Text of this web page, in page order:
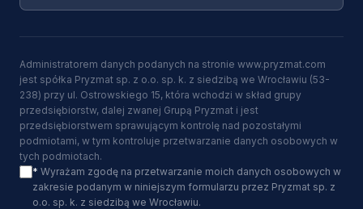
Administratorem danych podanych na stronie www.pryzmat.com
jest spółka Pryzmat sp. z o.o. sp. k. z siedzibą we Wrocławiu (53-
238) przy ul. Ostrowskiego 15, która wchodzi w skład grupy
przedsiębiorstw, dalej zwanej Grupą Pryzmat i jest
przedsiębiorstwem sprawującym kontrolę nad pozostałymi
podmiotami, w tym kontroluje przetwarzanie danych osobowych w
tych podmiotach.
* Wyrażam zgodę na przetwarzanie moich danych osobowych w
zakresie podanym w niniejszym formularzu przez Pryzmat sp. z
o.o. sp. k. z siedzibą we Wrocławiu.